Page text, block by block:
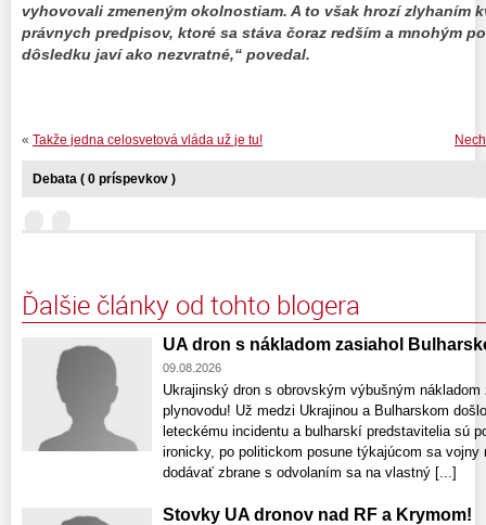
vyhovovali zmeneným okolnostiam. A to však hrozí zlyhaním
právnych predpisov, ktoré sa stáva čoraz redším a mnohým
dôsledku javí ako nezvratné,“ povedal.
« Takže jedna celosvetová vláda už je tu!
Debata ( 0 príspevkov )
Ďalšie články od tohto blogera
UA dron s nákladom zasiahol
09.08.2026
Ukrajinský dron s obrovským výbušným
plynovodu! Už medzi Ukrajinou a Bulharskom
leteckému incidentu a bulharskí predstavitelia sú
ironicky, po politickom posune týkajúcom sa
dodávať zbrane s odvolaním sa na vlastný [...]
Stovky UA dronov nad RF a Krymom!